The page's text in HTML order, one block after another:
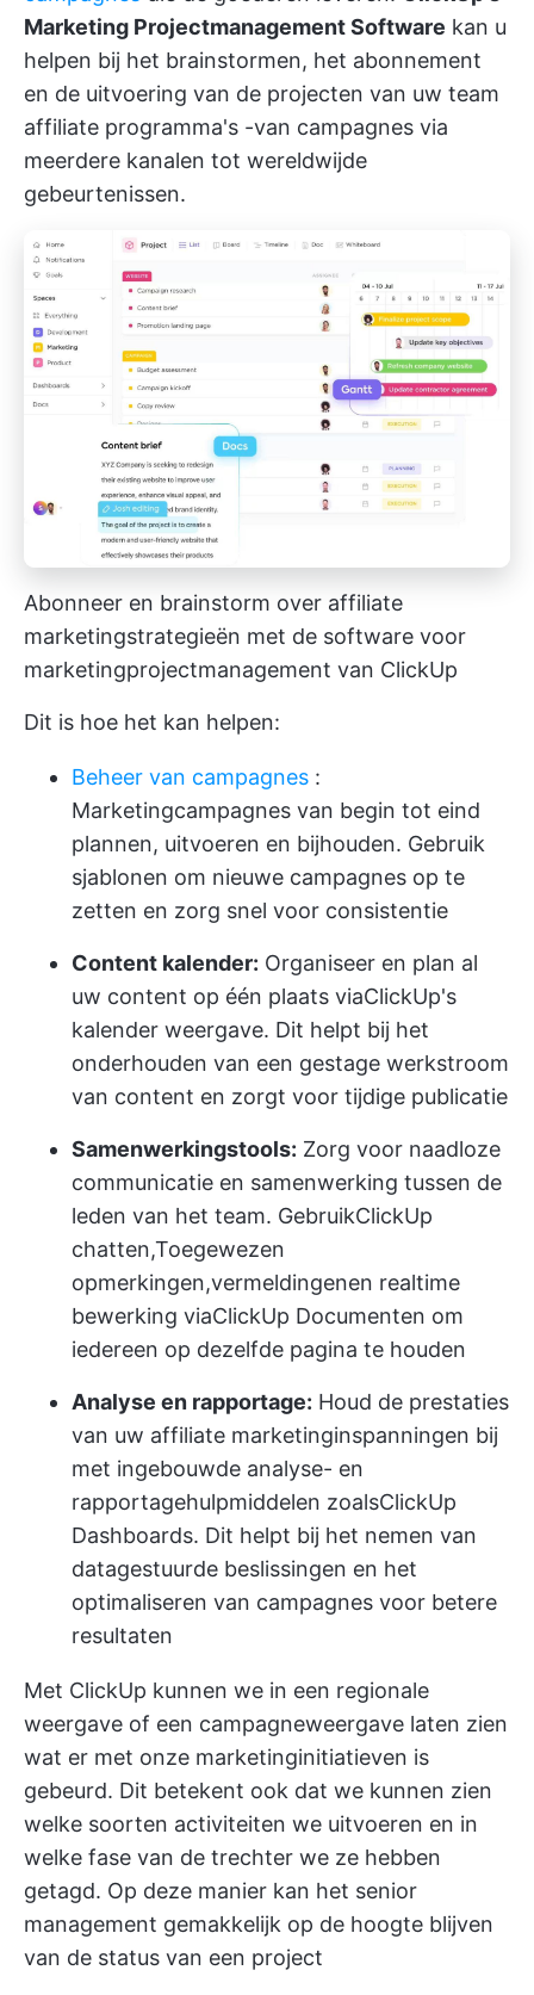
Marketing Projectmanagement Software kan u
helpen bij het brainstormen, het abonnement
en de uitvoering van de projecten van uw team
affiliate programma's -van campagnes via
meerdere kanalen tot wereldwijde
gebeurtenissen.
Abonneer en brainstorm over affiliate
marketingstrategieën met de software voor
marketingprojectmanagement van ClickUp
Dit is hoe het kan helpen:
Beheer van campagnes :
Marketingcampagnes van begin tot eind
plannen, uitvoeren en bijhouden. Gebruik
sjablonen om nieuwe campagnes op te
zetten en zorg snel voor consistentie
Content kalender: Organiseer en plan al
uw content op één plaats viaClickUp's
kalender weergave. Dit helpt bij het
onderhouden van een gestage werkstroom
van content en zorgt voor tijdige publicatie
Samenwerkingstools: Zorg voor naadloze
communicatie en samenwerking tussen de
leden van het team. GebruikClickUp
chatten,Toegewezen
opmerkingen,vermeldingenen realtime
bewerking viaClickUp Documenten om
iedereen op dezelfde pagina te houden
Analyse en rapportage: Houd de prestaties
van uw affiliate marketinginspanningen bij
met ingebouwde analyse- en
rapportagehulpmiddelen zoalsClickUp
Dashboards. Dit helpt bij het nemen van
datagestuurde beslissingen en het
optimaliseren van campagnes voor betere
resultaten
Met ClickUp kunnen we in een regionale
weergave of een campagneweergave laten zien
wat er met onze marketinginitiatieven is
gebeurd. Dit betekent ook dat we kunnen zien
welke soorten activiteiten we uitvoeren en in
welke fase van de trechter we ze hebben
getagd. Op deze manier kan het senior
management gemakkelijk op de hoogte blijven
van de status van een project